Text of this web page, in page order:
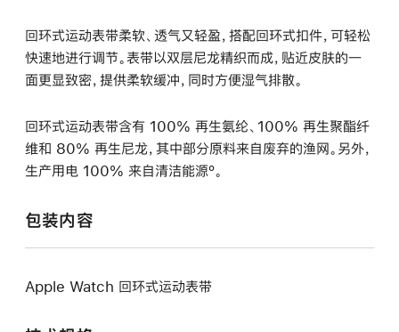
回环式运动表带柔软、透气又轻盈，搭配回环式扣件，可轻松
快速地进行调节。表带以双层尼龙精织而成，贴近皮肤的一
面更显致密，提供柔软缓冲，同时方便湿气排散。
回环式运动表带含有 100% 再生氨纶、100% 再生聚酯纤
维和 80% 再生尼龙，其中部分原料来自废弃的渔网。另外，
生产用电 100% 来自清洁能源º。
包装内容
Apple Watch 回环式运动表带